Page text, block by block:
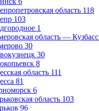
область 118
103
1
область — Кузбасс
30
30
8
область 111
81
6
область 103
96